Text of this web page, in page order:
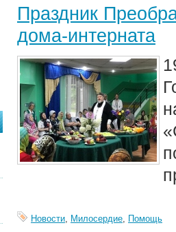
Праздник
дома-интерната
Новости, Милосердие, Помощь